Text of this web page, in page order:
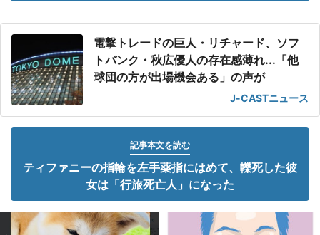
電撃トレードの巨人・リチャード、ソフ
トバンク・秋広優人の存在感薄れ...「他
球団の方が出場機会ある」の声が
J-CASTニュース
記事本文を読む
ティファニーの指輪を左手薬指にはめて、轢死した彼
女は「行旅死亡人」になった